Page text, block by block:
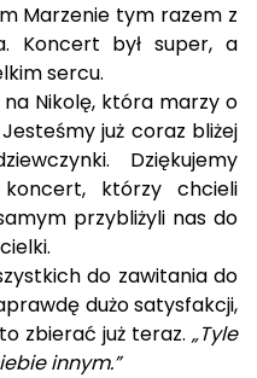
Marzenie tym razem z
Koncert był super, a
sercu.
na Nikolę, która marzy o
już coraz bliżej
Dziękujemy
którzy chcieli
przybliżyli nas do
do zawitania do
dużo satysfakcji,
zbierać już teraz. „Tyle
innym.”